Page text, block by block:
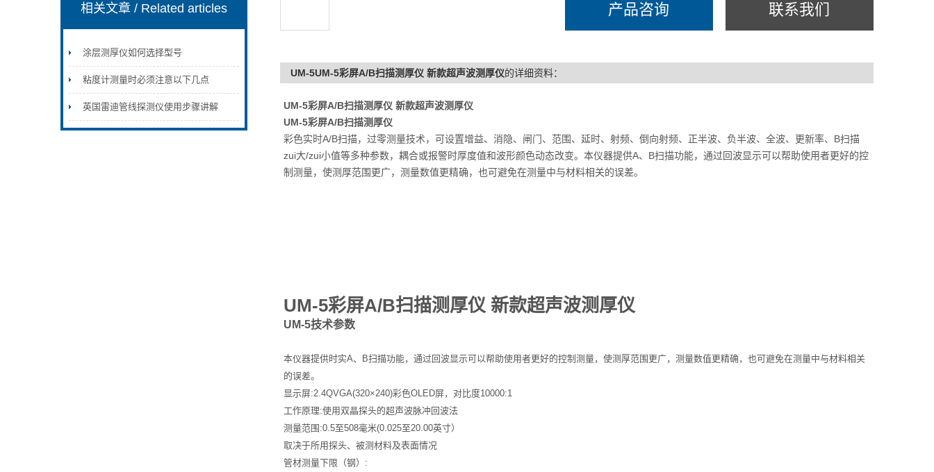
相关文章/ Related articles
涂层测厚仪如何选择型号
粘度计测量时必须注意以下几点
英国雷迪管线探测仪使用步骤讲解
产品咨询 联系我们
UM-5UM-5彩屏A/B扫描测厚仪 新款超声波测厚仪的详细资料：
UM-5彩屏A/B扫描测厚仪 新款超声波测厚仪
UM-5彩屏A/B扫描测厚仪
彩色实时A/B扫描，过零测量技术，可设置增益、消隐、闸门、范围、延时、射频、倒向射频、正半波、负半波、全波、更新率、B扫描
zui大/zui小值等多种参数，耦合或报警时厚度值和波形颜色动态改变。本仪器提供A、B扫描功能，通过回波显示可以帮助使用者更好的控
制测量，使测厚范围更广，测量数值更精确，也可避免在测量中与材料相关的误差。
UM-5彩屏A/B扫描测厚仪 新款超声波测厚仪
UM-5技术参数
本仪器提供时实A、B扫描功能，通过回波显示可以帮助使用者更好的控制测量，使测厚范围更广，测量数值更精确，也可避免在测量中与材料相关
的误差。
显示屏:2.4QVGA(320×240)彩色OLED屏，对比度10000:1
工作原理:使用双晶探头的超声波脉冲回波法
测量范围:0.5至508毫米(0.025至20.00英寸）
取决于所用探头、被测材料及表面情况
管材测量下限（钢）: